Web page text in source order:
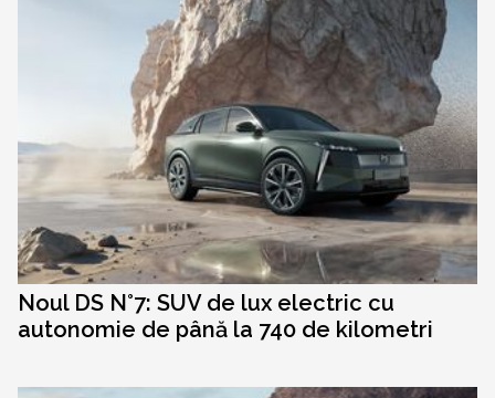
Noul DS N°7: SUV de lux electric cu
autonomie de până la 740 de kilometri